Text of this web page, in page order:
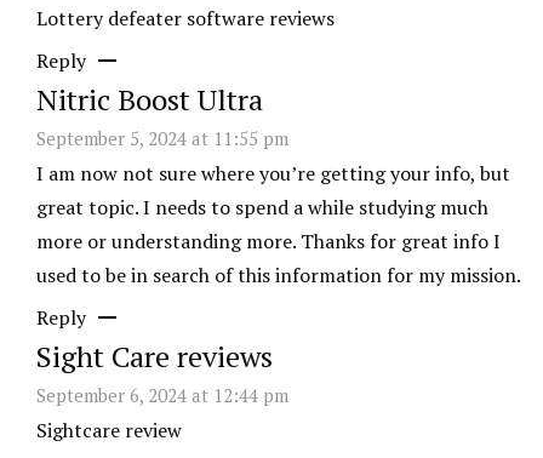
Lottery defeater software reviews
Reply
Nitric Boost Ultra
September 5, 2024 at 11:55 pm
I am now not sure where you’re getting your info, but
great topic. I needs to spend a while studying much
more or understanding more. Thanks for great info I
used to be in search of this information for my mission.
Reply
Sight Care reviews
September 6, 2024 at 12:44 pm
Sightcare review